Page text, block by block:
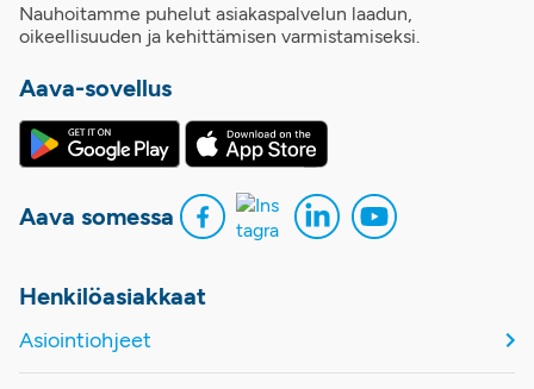
Nauhoitamme puhelut asiakaspalvelun laadun,
oikeellisuuden ja kehittämisen varmistamiseksi.
Aava-sovellus
Aava somessa
Henkilöasiakkaat
Asiointiohjeet